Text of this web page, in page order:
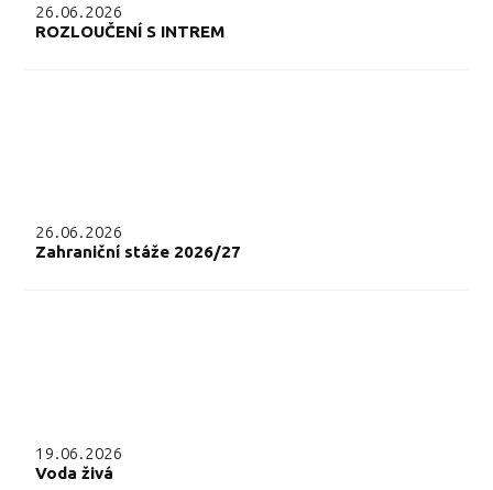
26.06.2026
ROZLOUČENÍ S INTREM
26.06.2026
Zahraniční stáže 2026/27
19.06.2026
Voda živá